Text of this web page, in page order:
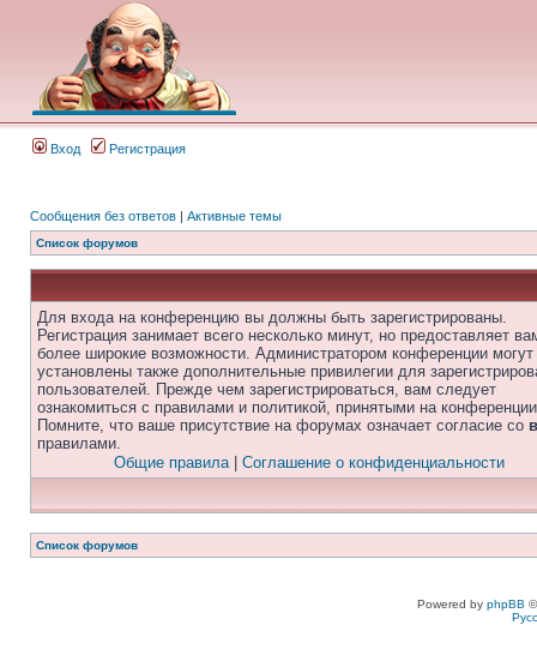
Вход Регистрация
Сообщения без ответов | Активные темы
Список форумов
Для входа на конференцию вы должны быть зарегистрированы.
Регистрация занимает всего несколько минут, но предоставляет
более широкие возможности. Администратором конференции
установлены также дополнительные привилегии для
пользователей. Прежде чем зарегистрироваться, вам следует
ознакомиться с правилами и политикой, принятыми на
Помните, что ваше присутствие на форумах означает согласие со
правилами.
Общие правила| Соглашение о конфиденциальности
Список форумов
Powered by phpBB